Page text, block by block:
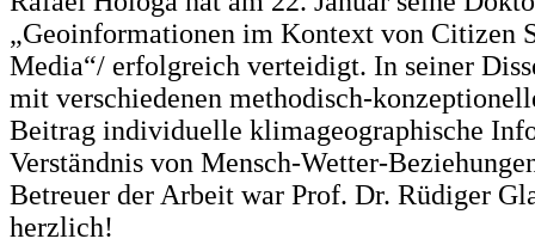
„Geoinformationen im Kontext von Citizen
Media“/ erfolgreich verteidigt. In seiner
mit verschiedenen methodisch-
Beitrag individuelle klimageographische
Verständnis von Mensch-Wetter-
Betreuer der Arbeit war Prof. Dr. Rüdiger
herzlich!